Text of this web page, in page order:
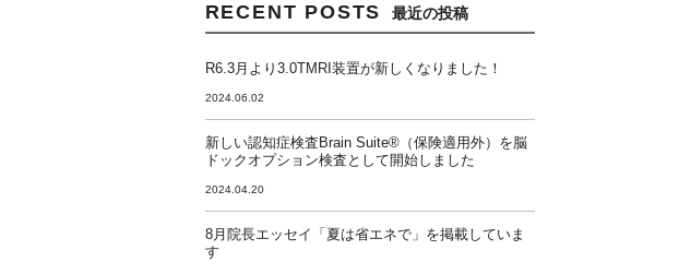
RECENT POSTS 最近の投稿
R6.3月より3.0TMRI装置が新しくなりました！
2024.06.02
新しい認知症検査Brain Suite®（保険適用外）を脳
ドックオプション検査として開始しました
2024.04.20
8月院長エッセイ「夏は省エネで」を掲載していま
す